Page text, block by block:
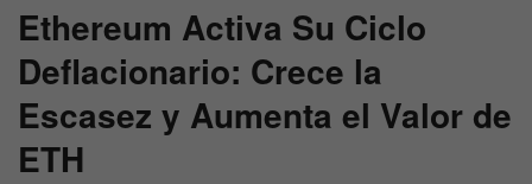
Ethereum Activa Su Ciclo
Deflacionario: Crece la
Escasez y Aumenta el Valor de
ETH